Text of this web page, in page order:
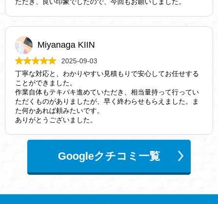
Miyanaga KIIN
2025-09-03
丁寧な対応と、わかりやすい見積もりで安心してお任せする
ことができました。
作業自体もテキパキ進めていただき、相当量持って行ってい
ただくものがありましたが、早く終わらせもらえました。ま
た何かあれば頼みたいです。
ありがとうございました。
Googleクチコミ一覧